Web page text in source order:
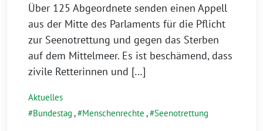
Über 125 Abgeordnete senden einen Appell
aus der Mitte des Parlaments für die Pflicht
zur Seenotrettung und gegen das Sterben
auf dem Mittelmeer. Es ist beschämend, dass
zivile Retterinnen und […]
Aktuelles
Bundestag , Menschenrechte , Seenotrettung